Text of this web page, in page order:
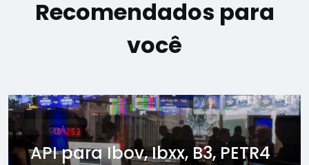
Recomendados para
você
API para Ibov, Ibxx, B3, PETR4